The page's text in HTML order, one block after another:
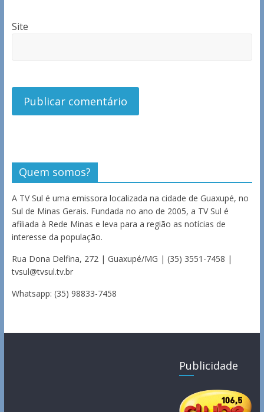
Site
Quem somos?
A TV Sul é uma emissora localizada na cidade de Guaxupé, no
Sul de Minas Gerais. Fundada no ano de 2005, a TV Sul é
afiliada à Rede Minas e leva para a região as notícias de
interesse da população.
Rua Dona Delfina, 272 | Guaxupé/MG | (35) 3551-7458 |
tvsul@tvsul.tv.br
Whatsapp: (35) 98833-7458
Publicidade